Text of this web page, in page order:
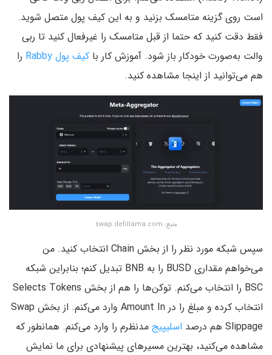
است روی گزینه متامسک بزنید و به این کیف پول متصل شوید.
فقط دقت کنید که حتما از قبل متامسک را غیرفعال کنید تا ربی
والت به‌صورت خودکار باز شود. آموزش کار با کیف پول Rabby
را
هم می‌توانید از اینجا مشاهده کنید.
منبع: swap.defillama.com
سپس شبکه مورد نظر را از بخش Chain انتخاب کنید. من
می‌خواهم مقداری BUSD را به BNB تبدیل کنم؛ بنابراین شبکه
BSC را انتخاب می‌کنم. توکن‌ها را هم از بخش Selects Tokens
انتخاب کرده و مبلغ را در Amount In وارد می‌کنم. از بخش Swap
Slippage هم درصد
اسلیپیج مدنظرم را وارد می‌کنم. همانطور که
مشاهده می‌کنید، بهترین مسیرهای پیشنهادی برای ما نمایش